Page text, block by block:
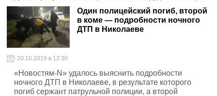
Один полицейский погиб, второй
в коме — подробности ночного
ДТП в Николаеве
20.10.2019 в 12:30
«Новостям-N» удалось выяснить подробности
ночного ДТП в Николаеве, в результате которого
погиб сержант патрульной полиции, а второй